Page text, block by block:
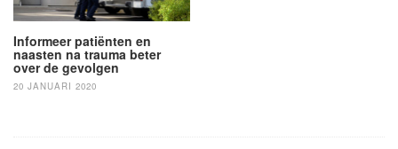
Informeer patiënten en
naasten na trauma beter
over de gevolgen
20 JANUARI 2020